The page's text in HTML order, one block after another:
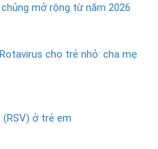
mở rộng từ năm 2026
cho trẻ nhỏ: cha mẹ
ở trẻ em